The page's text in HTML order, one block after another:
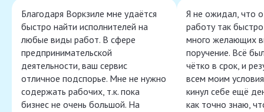
Благодаря Воркзиле мне удаётся
быстро найти исполнителей на
любые виды работ. В сфере
предпринимательской
деятельности, ваш сервис
отличное подспорье. Мне не нужно
содержать рабочих, т.к. пока
бизнес не очень большой. На
Я не ожидал, что
работу так
много желающих
поручение. Всё
чётко в срок, и
всем моим
кинул себе ещё
как точно знаю,